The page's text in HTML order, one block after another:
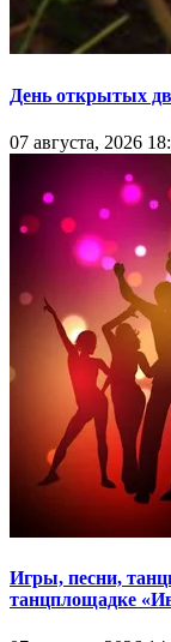
День открытых
07 августа, 2026
Игры, песни,
танцплощадке